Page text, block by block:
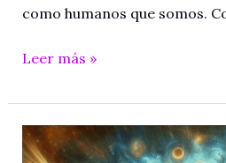
como humanos que somos.
Cómo
refugio
espiritual
a
Leer más »